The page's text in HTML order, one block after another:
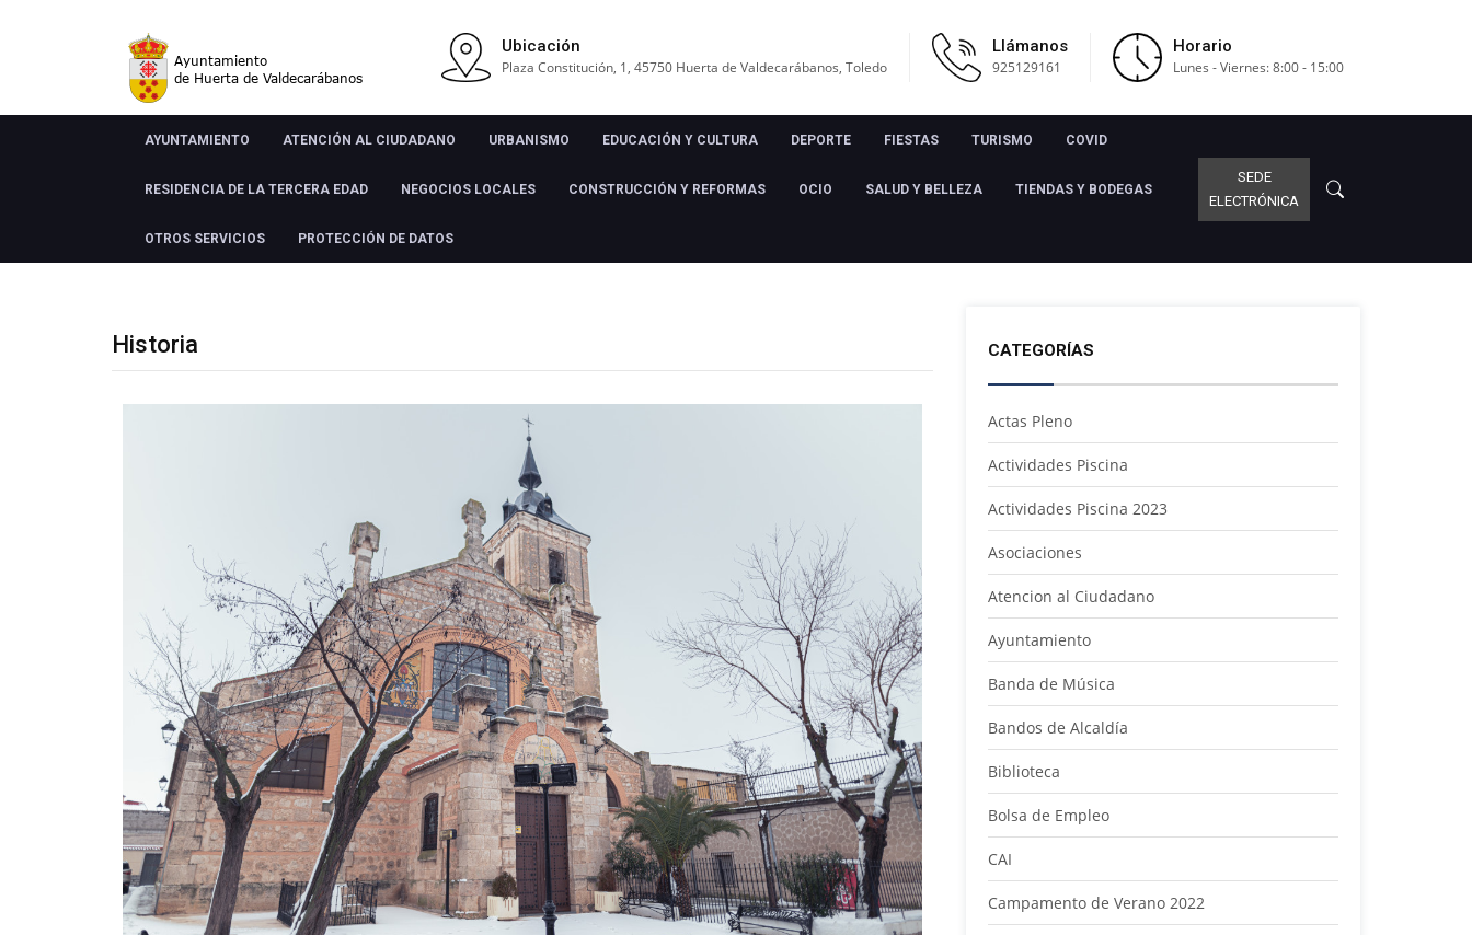
Ubicación
Plaza Constitución, 1, 45750 Huerta de Valdecarábanos, Toledo
Llámanos
925129161
Horario
Lunes - Viernes: 8:00 - 15:00
AYUNTAMIENTO ATENCIÓN AL CIUDADANO URBANISMO EDUCACIÓN Y CULTURA DEPORTE FIESTAS TURISMO COVID
RESIDENCIA DE LA TERCERA EDAD NEGOCIOS LOCALES CONSTRUCCIÓN Y REFORMAS OCIO SALUD Y BELLEZA TIENDAS Y BODEGAS
OTROS SERVICIOS PROTECCIÓN DE DATOS
SEDE
ELECTRÓNICA
Historia CATEGORÍAS
Actas Pleno
Actividades Piscina
Actividades Piscina 2023
Asociaciones
Atencion al Ciudadano
Ayuntamiento
Banda de Música
Bandos de Alcaldía
Biblioteca
Bolsa de Empleo
CAI
Campamento de Verano 2022